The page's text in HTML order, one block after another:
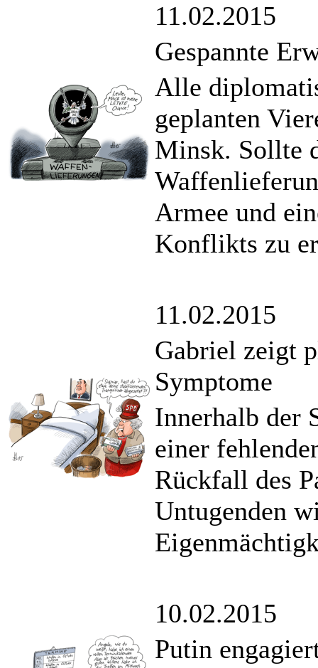
11.02.2015
Gespannte
Alle
geplanten
Minsk. Sollte
Armee und
Konflikts zu
11.02.2015
Gabriel zeigt
Symptome
Innerhalb der
einer
Rückfall des
Untugenden
10.02.2015
Putin